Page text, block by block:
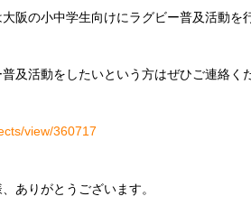
阪の小中学生向けにラグビー普及活動を
及活動をしたいという方はぜひご連絡く
view/360717
ありがとうございます。